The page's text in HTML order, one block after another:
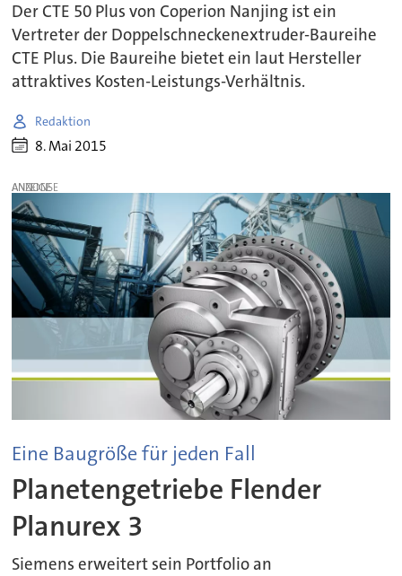
Der CTE 50 Plus von Coperion Nanjing ist ein
Vertreter der Doppelschneckenextruder-Baureihe
CTE Plus. Die Baureihe bietet ein laut Hersteller
attraktives Kosten-Leistungs-Verhältnis.
Redaktion
8. Mai 2015
ANZEIGE
Eine Baugröße für jeden Fall
Planetengetriebe Flender
Planurex 3
Siemens erweitert sein Portfolio an